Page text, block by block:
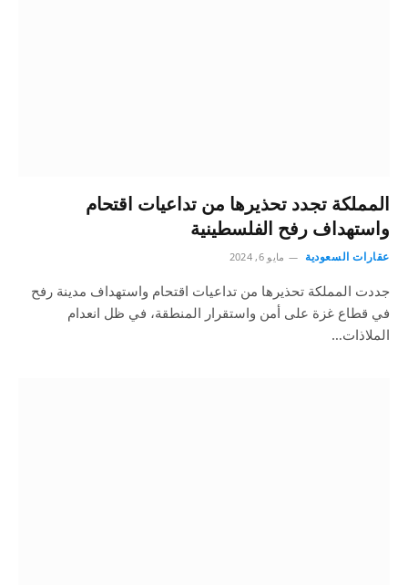
المملكة تجدد تحذيرها من تداعيات اقتحام
واستهداف رفح الفلسطينية
عقارات السعودية مايو 6, 2024
جددت المملكة تحذيرها من تداعيات اقتحام واستهداف مدينة رفح
في قطاع غزة على أمن واستقرار المنطقة، في ظل انعدام
الملاذات…